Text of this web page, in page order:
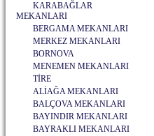
KARABAĞLAR
MEKANLARI
BERGAMA MEKANLARI
MERKEZ MEKANLARI
BORNOVA
MENEMEN MEKANLARI
TİRE
ALİAĞA MEKANLARI
BALÇOVA MEKANLARI
BAYINDIR MEKANLARI
BAYRAKLI MEKANLARI